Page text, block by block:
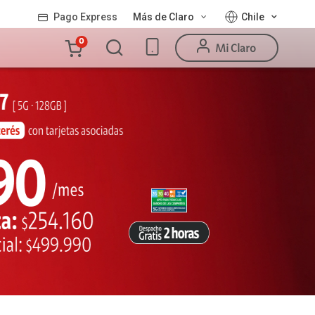
Pago Express Más de Claro Chile
Mi Claro
Carro
la
0